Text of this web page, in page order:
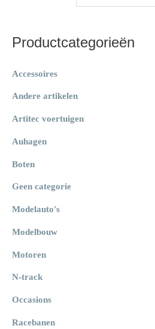
:Productcategorieën
Accessoires
Andere artikelen
Artitec voertuigen
Auhagen
Boten
Geen categorie
Modelauto's
Modelbouw
Motoren
N-track
Occasions
Racebanen